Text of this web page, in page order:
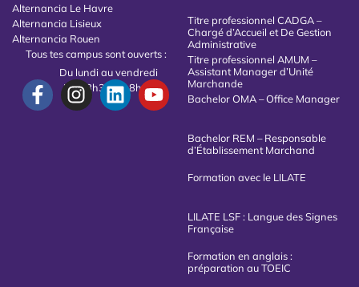
Alternancia Le Havre
Alternancia Lisieux
Alternancia Rouen
Tous tes campus sont ouverts :
Du lundi au vendredi
De 08h30 à 18h00
Titre professionnel CADGA –
Chargé d’Accueil et De Gestion
Administrative
Titre professionnel AMUM –
Assistant Manager d’Unité
Marchande
Bachelor OMA – Office Manager
Bachelor REM – Responsable
d’Établissement Marchand
Formation avec le LILATE
LILATE LSF : Langue des Signes
Française
Formation en anglais :
préparation au TOEIC